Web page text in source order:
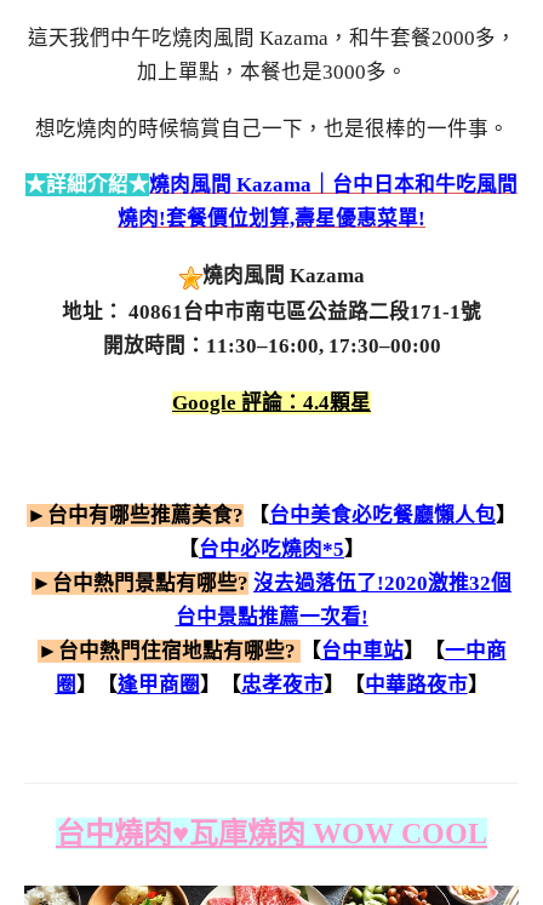
這天我們中午吃燒肉風間 Kazama，和牛套餐2000多，
加上單點，本餐也是3000多。
想吃燒肉的時候犒賞自己一下，也是很棒的一件事。
★詳細介紹★燒肉風間 Kazama｜台中日本和牛吃風間
燒肉!套餐價位划算,壽星優惠菜單!
燒肉風間 Kazama
地址： 40861台中市南屯區公益路二段171-1號
開放時間：11:30–16:00, 17:30–00:00
Google 評論：4.4顆星
►台中有哪些推薦美食? 【台中美食必吃餐廳懶人包】
【台中必吃燒肉*5】
►台中熱門景點有哪些? 沒去過落伍了!2020激推32個
台中景點推薦一次看!
► 台中熱門住宿地點有哪些? 【台中車站】【一中商
圈 】【逢甲商圈 】【忠孝夜市】【中華路夜市】
台中燒肉♥瓦庫燒肉 WOW COOL